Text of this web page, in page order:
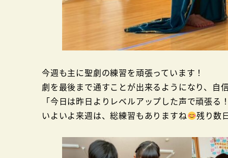
今週も主に聖劇の練習を頑張っています！
劇を最後まで通すことが出来るようになり、自
「今日は昨日よりレベルアップした声で頑張
いよいよ来週は、総練習もありますね
残り数